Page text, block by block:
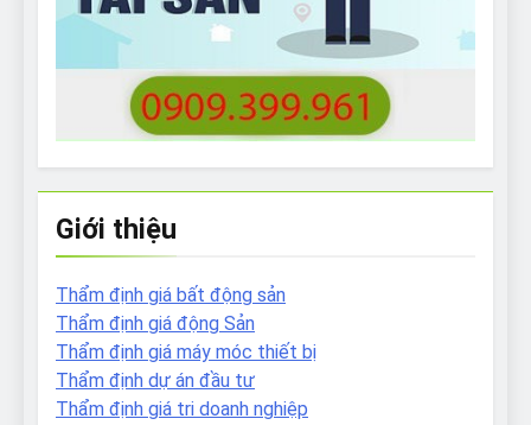
Giới thiệu
Thẩm định giá bất động sản
Thẩm định giá động Sản
Thẩm định giá máy móc thiết bị
Thẩm định dự án đầu tư
Thẩm định giá tri doanh nghiệp